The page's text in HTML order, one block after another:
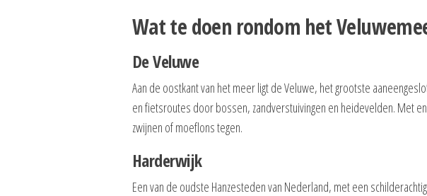
Wat te doen rondom het
De Veluwe
Aan de oostkant van het meer ligt de Veluwe, het grootste
en fietsroutes door bossen, zandverstuivingen en heidevelden. Met
zwijnen of moeflons tegen.
Harderwijk
Een van de oudste Hanzesteden van Nederland, met een